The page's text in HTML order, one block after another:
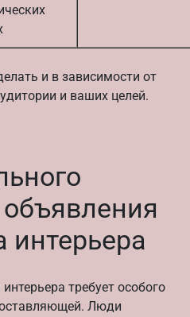
и в зависимости от
и ваших целей.
интерьера
требует особого
Люди